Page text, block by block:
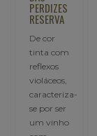
PERDIZES
RESERVA
De cor
tinta com
reflexos
violáceos,
caracteriza-
se por ser
um vinho